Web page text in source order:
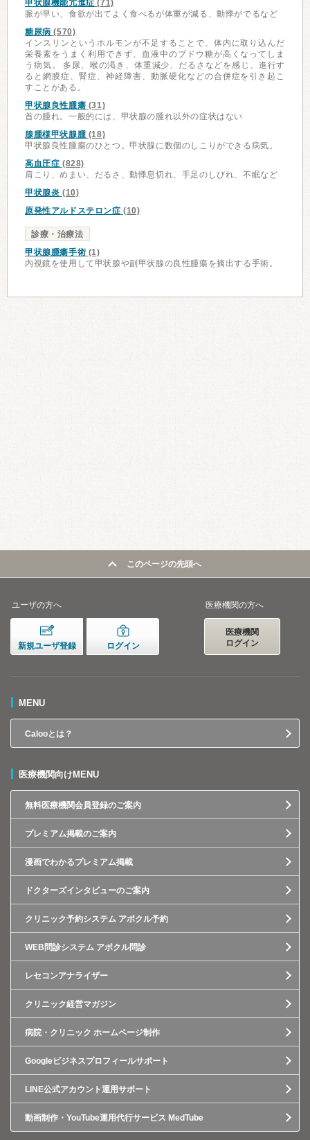
甲状腺機能亢進症 (71)
脈が早い、食欲が出てよく食べるが体重が減る、動悸がでるなど
糖尿病 (570)
インスリンというホルモンが不足することで、体内に取り込んだ
栄養素をうまく利用できず、血液中のブドウ糖が高くなってしま
う病気。 多尿、喉の渇き、体重減少、だるさなどを感じ、進行す
ると網膜症、腎症、神経障害、動脈硬化などの合併症を引き起こ
すことがある。
甲状腺良性腫瘍 (31)
首の腫れ。一般的には、甲状腺の腫れ以外の症状はない
腺腫様甲状腺腫(18)
甲状腺良性腫瘍のひとつ。甲状腺に数個のしこりができる病気。
高血圧症 (828)
肩こり、めまい、だるさ、動悸息切れ、手足のしびれ、不眠など
甲状腺炎 (10)
原発性アルドステロン症 (10)
診療・治療法
甲状腺腫瘍手術 (1)
内視鏡を使用して甲状腺や副甲状腺の良性腫瘍を摘出する手術。
このページの先頭へ
ユーザの方へ
新規ユーザ登録 ログイン
医療機関の方へ
医療機関
ログイン
MENU
Calooとは？
医療機関向けMENU
無料医療機関会員登録のご案内
プレミアム掲載のご案内
漫画でわかるプレミアム掲載
ドクターズインタビューのご案内
クリニック予約システム アポクル予約
WEB問診システム アポクル問診
レセコンアナライザー
クリニック経営マガジン
病院・クリニック ホームページ制作
Googleビジネスプロフィールサポート
LINE公式アカウント運用サポート
動画制作・YouTube運用代行サービス MedTube